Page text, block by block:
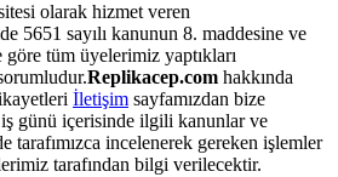
olarak hizmet veren
5651 sayılı kanunun 8. maddesine ve
tüm üyelerimiz yaptıkları
Replikacep.com hakkında
İletişim sayfamızdan bize
günü içerisinde ilgili kanunlar ve
tarafımızca incelenerek gereken işlemler
tarafından bilgi verilecektir.